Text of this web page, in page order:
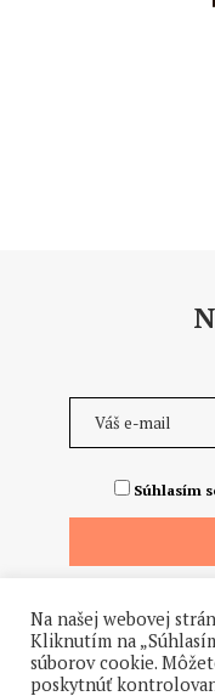
Súhlasím
Na našej webovej
Kliknutím na
súborov cookie.
poskytnúť